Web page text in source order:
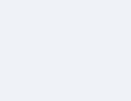
ムームードメ
FRONTIER ス